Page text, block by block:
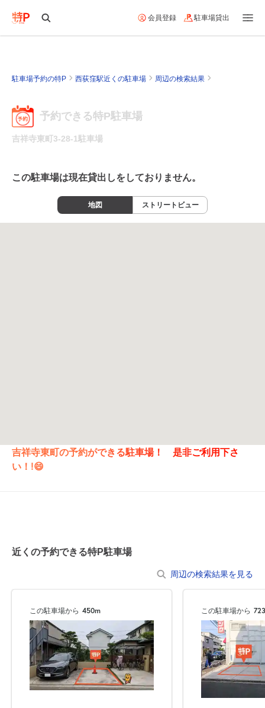
会員登録 駐車場貸出
駐車場予約の特P 西荻窪駅近くの駐車場 周辺の検索結果
予約できる特P駐車場
吉祥寺東町3-28-1駐車場
この駐車場は現在貸出しをしておりません。
地図 ストリートビュー
吉祥寺東町の予約ができる駐車場！ 是非ご利用下さ
い！!😄
近くの予約できる特P駐車場
周辺の検索結果を見る
この駐車場から 450m この駐車場から